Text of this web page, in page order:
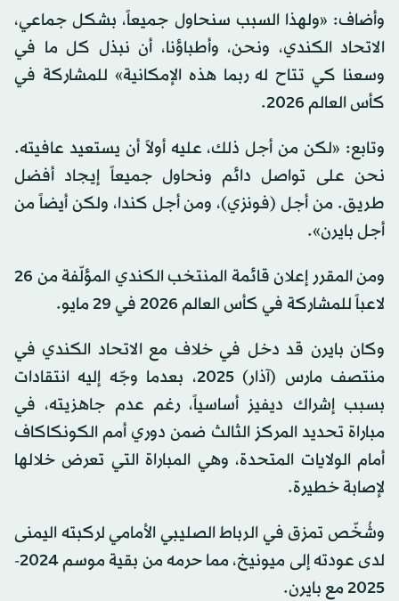
وأضاف: «ولهذا السبب سنحاول جميعاً، بشكل جماعي،
الاتحاد الكندي، ونحن، وأطباؤنا، أن نبذل كل ما في
وسعنا كي تتاح له ربما هذه الإمكانية» للمشاركة في
كأس العالم 2026.
وتابع: «لكن من أجل ذلك، عليه أولاً أن يستعيد عافيته.
نحن على تواصل دائم ونحاول جميعاً إيجاد أفضل
طريق. من أجل (فونزي)، ومن أجل كندا، ولكن أيضاً من
أجل بايرن».
ومن المقرر إعلان قائمة المنتخب الكندي المؤلّفة من 26
لاعباً للمشاركة في كأس العالم 2026 في 29 مايو.
وكان بايرن قد دخل في خلاف مع الاتحاد الكندي في
منتصف مارس (آذار) 2025، بعدما وجّه إليه انتقادات
بسبب إشراك ديفيز أساسياً، رغم عدم جاهزيته، في
مباراة تحديد المركز الثالث ضمن دوري أمم الكونكاكاف
أمام الولايات المتحدة، وهي المباراة التي تعرض خلالها
لإصابة خطيرة.
وشُخّص تمزق في الرباط الصليبي الأمامي لركبته اليمنى
لدى عودته إلى ميونيخ، مما حرمه من بقية موسم 2024-
2025 مع بايرن.